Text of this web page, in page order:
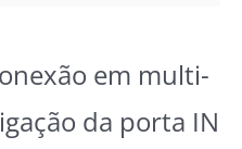
em multi-
da porta IN